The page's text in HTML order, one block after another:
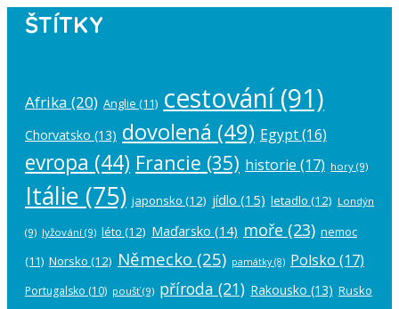
ŠTÍTKY
Afrika (20) Anglie (11) cestování(91)
Chorvatsko (13) dovolená (49) Egypt(16)
evropa (44) Francie (35) historie (17) hory (9)
Itálie (75) japonsko (12) jídlo (15) letadlo (12) Londýn
(9) lyžování (9) léto (12) Maďarsko (14) moře (23) nemoc
(11) Norsko (12) Německo (25) památky(8) Polsko (17)
Portugalsko (10) poušť(9) příroda (21) Rakousko (13) Rusko